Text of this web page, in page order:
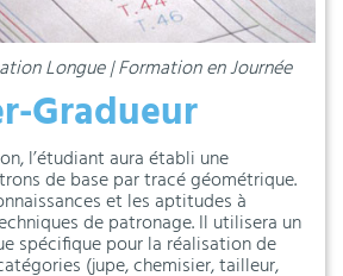
Longue | Formation en Journée
Gradueur
l’étudiant aura établi une
de base par tracé géométrique.
et les aptitudes à
de patronage. Il utilisera un
spécifique pour la réalisation de
(jupe, chemisier, tailleur,